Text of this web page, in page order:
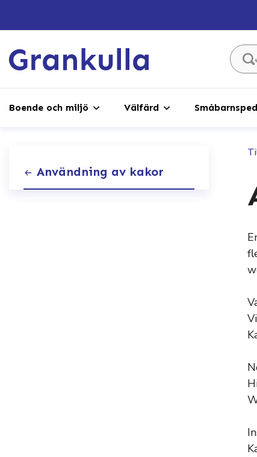
Sök ...
Boende och miljö Välfärd
Användning av kakor